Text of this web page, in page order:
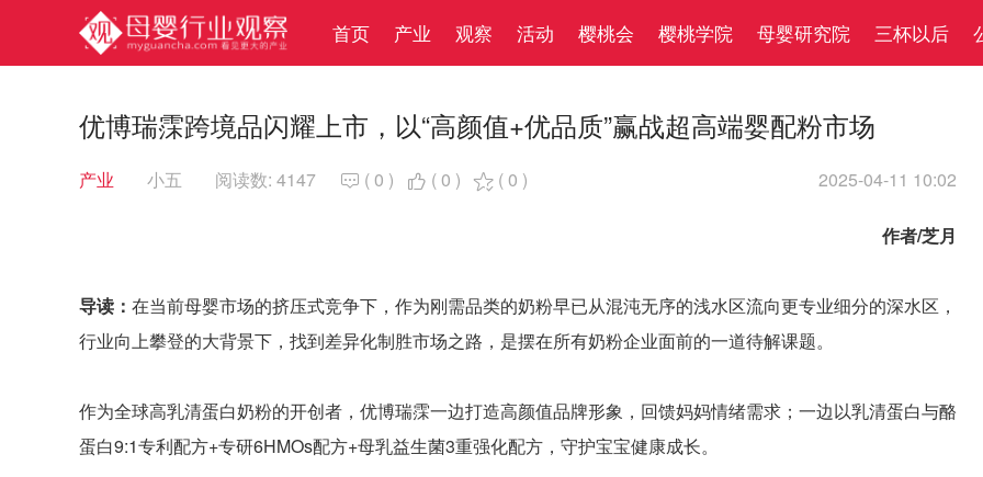
首页 产业 观察 活动 樱桃会 樱桃学院 母婴研究院 三杯以后
优博瑞霂跨境品闪耀上市，以“高颜值+优品质”赢战超高端婴配粉市场
产业 小五 阅读数: 4147  (0 )  (0 )  (0 ) 2025-04-11 10:02
作者/芝月
导读： 在当前母婴市场的挤压式竞争下，作为刚需品类的奶粉早已从混沌无序的浅水区流向更专业细分的深水区，
行业向上攀登的大背景下，找到差异化制胜市场之路，是摆在所有奶粉企业面前的一道待解课题。
作为全球高乳清蛋白奶粉的开创者，优博瑞霂一边打造高颜值品牌形象，回馈妈妈情绪需求；一边以乳清蛋白与酪
蛋白9:1专利配方+专研6HMOs配方+母乳益生菌3重强化配方，守护宝宝健康成长。